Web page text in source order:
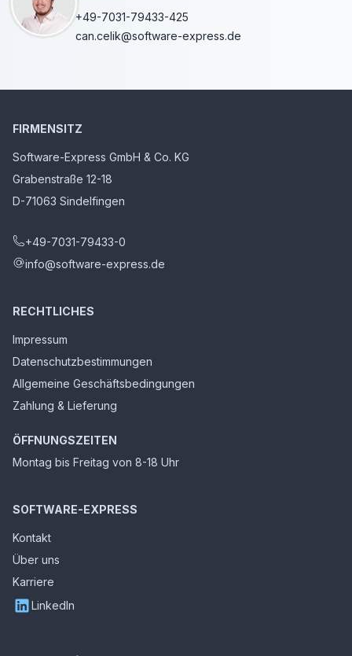
+49-7031-79433-425
can.celik@software-express.de
FIRMENSITZ
Software-Express GmbH & Co. KG
Grabenstraße 12-18
D-71063 Sindelfingen
+49-7031-79433-0
info@software-express.de
RECHTLICHES
Impressum
Datenschutzbestimmungen
Allgemeine Geschäftsbedingungen
Zahlung & Lieferung
ÖFFNUNGSZEITEN
Montag bis Freitag von 8-18 Uhr
SOFTWARE-EXPRESS
Kontakt
Über uns
Karriere
LinkedIn